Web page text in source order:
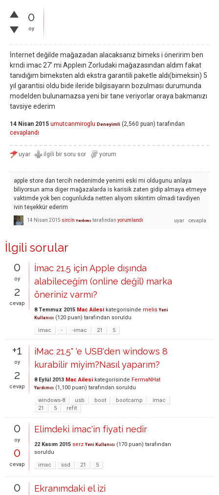
0
oy
İnternet değilde mağazadan alacaksanız bimeks i öneririm ben
krndi imac 27' mi Appleın Zorludaki mağazasından aldım fakat
tanıdığım bimeksten aldı ekstra garantili paketle aldı(bimeksin) 5
yıl garantisi oldu bide ileride bilgisayarın bozulması durumunda
modelden bulunamazsa yeni bir tane veriyorlar oraya bakmanızı
tavsiye ederim
14 Nisan 2015 umutcanmiroglu Deneyimli (2,560 puan) tarafından
cevaplandı
apple store dan tercih nedenimde yenimi eski mi oldugunu anlaya
biliyorsun ama diger mağazalarda is karisik zaten gidip almaya etmeye
vaktimde yok ben cogunlukda netten aliyom sikintim olmadi tavdiyen
ivin teşekkür ederim
14 Nisan 2015 sircin Yardımcı tarafından yorumlandı
İlgili sorular
0
oy
2
cevap
İmac 21.5 için Apple dışında
alabileceğim (online değil) marka
öneriniz varmı?
8 Temmuz 2015 Mac Ailesi kategorisinde melis Yeni
Kullanıcı (120 puan) tarafından soruldu
imac
- -imac 21 5
+1
oy
2
cevap
iMac 21.5" 'e USB'den windows 8
kurabilir miyim?Nasıl yaparım?
8 Eylül 2013 Mac Ailesi kategorisinde FermaNHat
Yardımcı (1,100 puan) tarafından soruldu
windows-8
usb boot bootcamp
imac
21
5 refit
0
oy
0
cevap
Elimdeki imac'in fiyati nedir
22 Kasım 2015 serz Yeni Kullanıcı (170 puan) tarafından
soruldu
imac
ssd 21 5
0 Ekranımdaki el izi